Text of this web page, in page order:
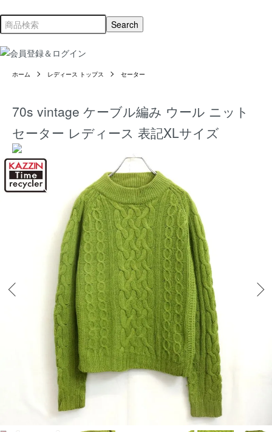
ホーム レディース トップス セーター
70s vintage ケーブル編み ウール ニット
セーター レディース 表記XLサイズ